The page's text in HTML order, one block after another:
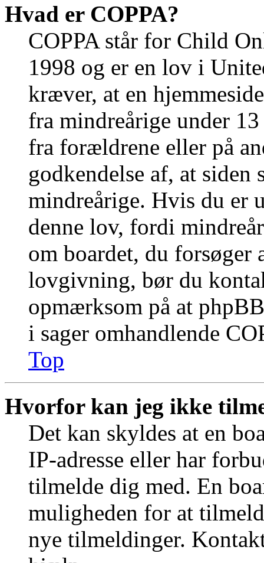
Hvad er COPPA?
COPPA står for Child
1998 og er en lov i
kræver, at en
fra mindreårige under
fra forældrene eller på
godkendelse af, at
mindreårige. Hvis du er
denne lov, fordi
om boardet, du forsøger
lovgivning, bør du
opmærksom på at
i sager omhandlende
Top
Hvorfor kan jeg ikke
Det kan skyldes at en
IP-adresse eller har
tilmelde dig med. En
muligheden for at
nye tilmeldinger.